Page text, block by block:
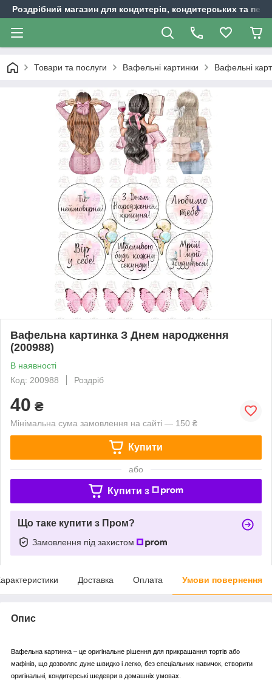
Роздрібний магазин для кондитерів, кондитерських та
Товари та послуги Вафельні картинки Вафельні
Вафельна картинка З Днем народження
(200988)
В наявності
Код: 200988
Роздріб
40 ₴
Мінімальна сума замовлення на сайті — 150 ₴
Купити
або
Купити з
Що таке купити з Пром?
Замовлення під захистом
Доставка Оплата Умови повернення
Опис
Вафельна картинка – це оригінальне рішення для прикрашання тортів або
мафінів, що дозволяє дуже швидко і легко, без спеціальних навичок, створити
оригінальні, кондитерські шедеври в домашніх умовах.